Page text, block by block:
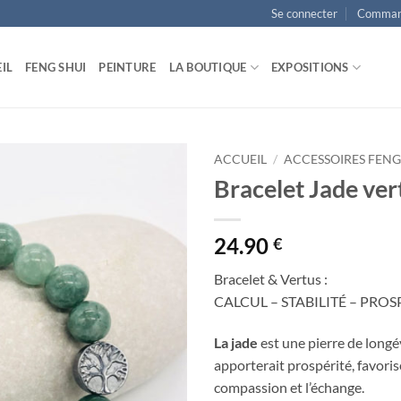
Se connecter
FENG SHUI PEINTURE LA BOUTIQUE EXPOSITIONS
à la
ACCUEIL / ACCESSOIRES
Bracelet Jade
24.90 €
Bracelet & Vertus :
CALCUL – STABILITÉ –
La jade est une pierre de
apporterait prospérité,
compassion et l’échange.